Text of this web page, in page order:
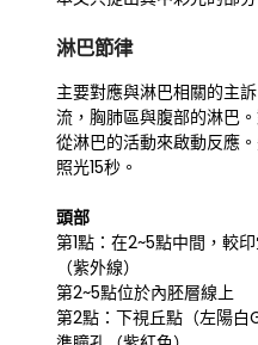
淋巴節律
主要對應與淋巴相關的主
流，胸肺區與腹部的淋巴
從淋巴的活動來啟動反應
照光15秒。
頭部
第1點：在2~5點中間，較
（紫外線）
第2~5點位於內胚層線上
第2點：下視丘點（左陽白